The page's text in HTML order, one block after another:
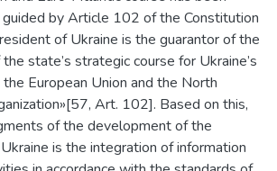
guided by Article 102 of the Constitution
of Ukraine is the guarantor of the
state’s strategic course for Ukraine’s
European Union and the North
Art. 102]. Based on this,
of the development of the
is the integration of information